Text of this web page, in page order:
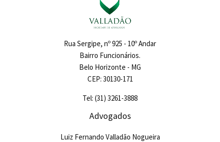
Rua Sergipe, nº 925 - 10º Andar
Bairro Funcionários.
Belo Horizonte - MG
CEP: 30130-171
Tel: (31) 3261-3888
Advogados
Luiz Fernando Valladão Nogueira